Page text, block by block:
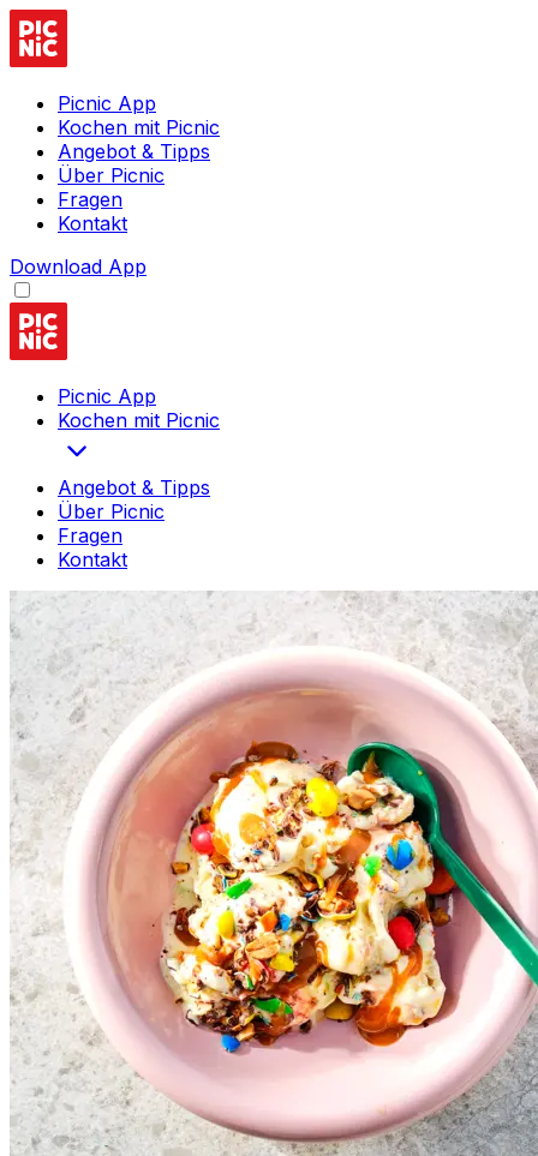
Picnic App
Kochen mit Picnic
Angebot & Tipps
Über Picnic
Fragen
Kontakt
Download App
Picnic App
Kochen mit Picnic
Angebot & Tipps
Über Picnic
Fragen
Kontakt